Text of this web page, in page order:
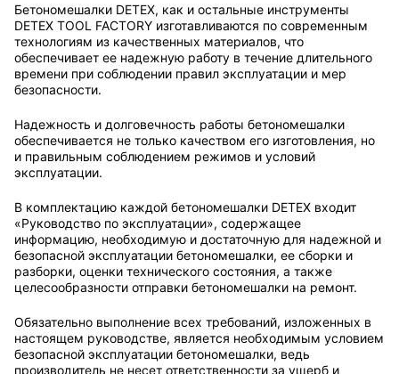
Бетономешалки DETEX, как и остальные инструменты
DETEX TOOL FACTORY изготавливаются по современным
технологиям из качественных материалов, что
обеспечивает ее надежную работу в течение длительного
времени при соблюдении правил эксплуатации и мер
безопасности.
Надежность и долговечность работы бетономешалки
обеспечивается не только качеством его изготовления, но
и правильным соблюдением режимов и условий
эксплуатации.
В комплектацию каждой бетономешалки DETEX входит
«Руководство по эксплуатации», содержащее
информацию, необходимую и достаточную для надежной и
безопасной эксплуатации бетономешалки, ее сборки и
разборки, оценки технического состояния, а также
целесообразности отправки бетономешалки на ремонт.
Обязательно выполнение всех требований, изложенных в
настоящем руководстве, является необходимым условием
безопасной эксплуатации бетономешалки, ведь
производитель не несет ответственности за ущерб и